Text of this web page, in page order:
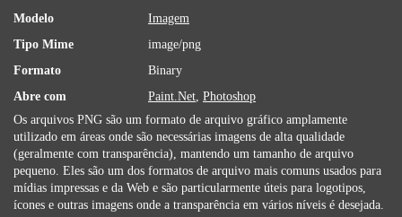
Modelo
Imagem
Tipo Mime
image/png
Formato
Binary
Abre com
Paint.Net, Photoshop
Os arquivos PNG são um formato de arquivo gráfico amplamente
utilizado em áreas onde são necessárias imagens de alta qualidade
(geralmente com transparência), mantendo um tamanho de arquivo
pequeno. Eles são um dos formatos de arquivo mais comuns usados ​​para
mídias impressas e da Web e são particularmente úteis para logotipos,
ícones e outras imagens onde a transparência em vários níveis é desejada.